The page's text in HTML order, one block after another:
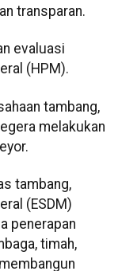
transparan.
evaluasi
(HPM).
tambang,
melakukan
tambang,
(ESDM)
penerapan
timah,